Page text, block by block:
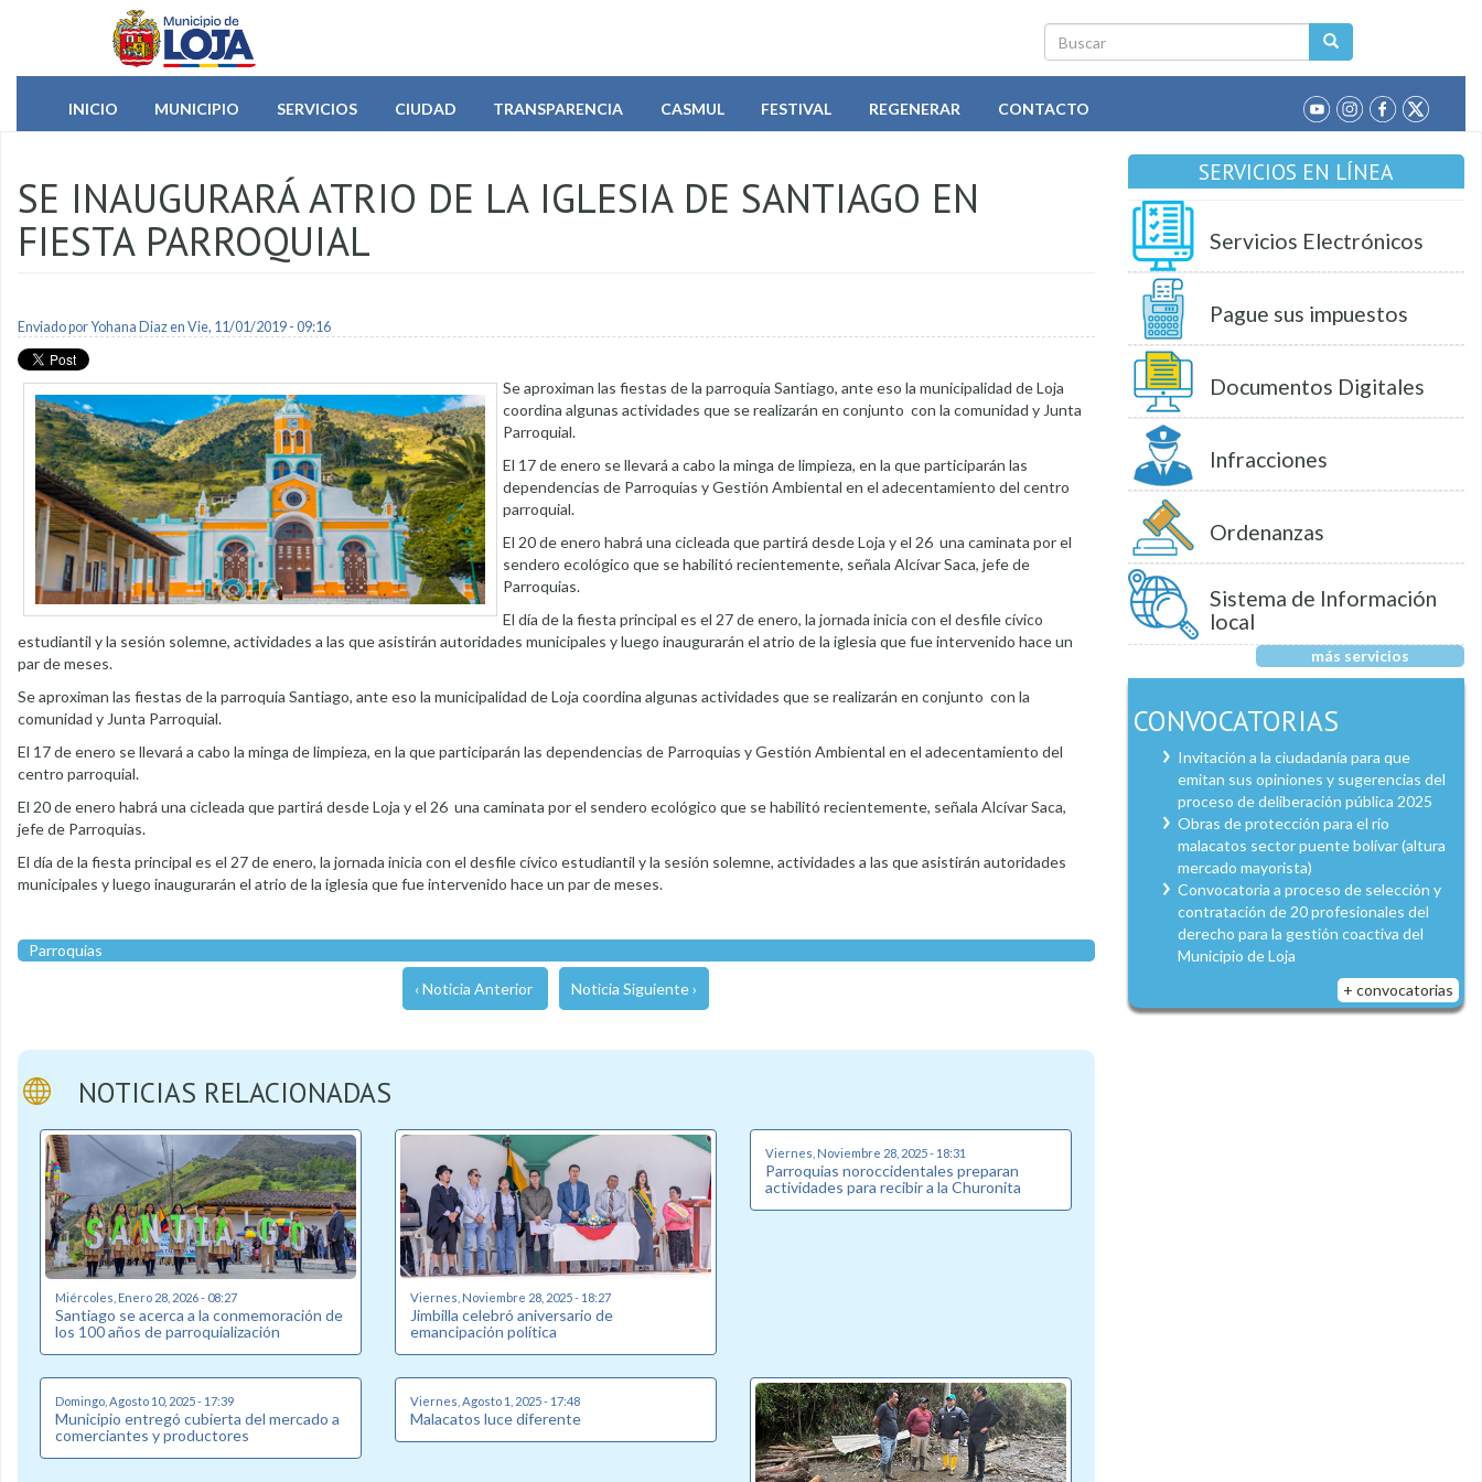
Pasar al contenido principal
Buscar
INICIO
MUNICIPIO SERVICIOS CIUDAD TRANSPARENCIA CASMUL FESTIVAL REGENERAR CONTACTO
SE INAUGURARÁ ATRIO DE LA IGLESIA DE SANTIAGO EN
FIESTA PARROQUIAL
Enviado porYohana Diazen Vie, 11/01/2019 - 09:16
Se aproximan las fiestas de la parroquia Santiago, ante eso la municipalidad de Loja
coordina algunas actividades que se realizarán en conjunto con la comunidad y Junta
Parroquial.
El 17 de enero se llevará a cabo la minga de limpieza, en la que participarán las
dependencias de Parroquias y Gestión Ambiental en el adecentamiento del centro
parroquial.
El 20 de enero habrá una cicleada que partirá desde Loja y el 26 una caminata por el
sendero ecológico que se habilitó recientemente, señala Alcívar Saca, jefe de
Parroquias.
El día de la fiesta principal es el 27 de enero, la jornada inicia con el desfile cívico
estudiantil y la sesión solemne, actividades a las que asistirán autoridades municipales y luego inaugurarán el atrio de la iglesia que fue intervenido hace un
par de meses.
Se aproximan las fiestas de la parroquia Santiago, ante eso la municipalidad de Loja coordina algunas actividades que se realizarán en conjunto con la
comunidad y Junta Parroquial.
El 17 de enero se llevará a cabo la minga de limpieza, en la que participarán las dependencias de Parroquias y Gestión Ambiental en el adecentamiento del
centro parroquial.
El 20 de enero habrá una cicleada que partirá desde Loja y el 26 una caminata por el sendero ecológico que se habilitó recientemente, señala Alcívar Saca,
jefe de Parroquias.
El día de la fiesta principal es el 27 de enero, la jornada inicia con el desfile cívico estudiantil y la sesión solemne, actividades a las que asistirán autoridades
municipales y luego inaugurarán el atrio de la iglesia que fue intervenido hace un par de meses.
Parroquias
‹ Noticia Anterior Noticia Siguiente ›
NOTICIAS RELACIONADAS
Miércoles, Enero 28, 2026 - 08:27
Santiago se acerca a la conmemoración de
los 100 años de parroquialización
Viernes, Noviembre 28, 2025 - 18:27
Jimbilla celebró aniversario de
emancipación política
Viernes, Noviembre 28, 2025 - 18:31
Parroquias noroccidentales preparan
actividades para recibir a la Churonita
Domingo, Agosto 10, 2025 - 17:39
Municipio entregó cubierta del mercado a
comerciantes y productores
Viernes, Agosto 1, 2025 - 17:48
Malacatos luce diferente
SERVICIOS EN LÍNEA
Servicios Electrónicos
Pague sus impuestos
Documentos Digitales
Infracciones
Ordenanzas
Sistema de Información
local
más servicios
CONVOCATORIAS
Invitación a la ciudadanía para que
emitan sus opiniones y sugerencias del
proceso de deliberación pública 2025
Obras de protección para el río
malacatos sector puente bolívar (altura
mercado mayorista)
Convocatoria a proceso de selección y
contratación de 20 profesionales del
derecho para la gestión coactiva del
Municipio de Loja
+ convocatorias